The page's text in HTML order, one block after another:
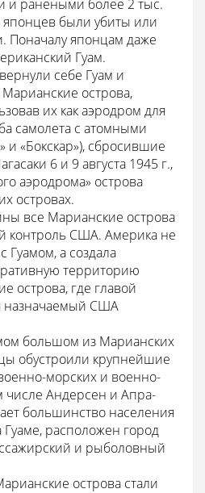
и ранеными более 2 тыс.
были убиты или
Поначалу японцам даже
Гуам.
себе Гуам и
острова,
их как аэродром для
самолета с атомными
и «Бокскар»), сбросившие
6 и 9 августа 1945 г.,
аэродрома» острова
островах.
все Марианские острова
контроль США. Америка не
Гуамом, а создала
территорию
острова, где главой
назначаемый США
большом из Марианских
обустроили крупнейшие
морских и военно-
числе Андерсен и Апра-
большинство населения
Гуаме, расположен город
и рыболовный
острова стали